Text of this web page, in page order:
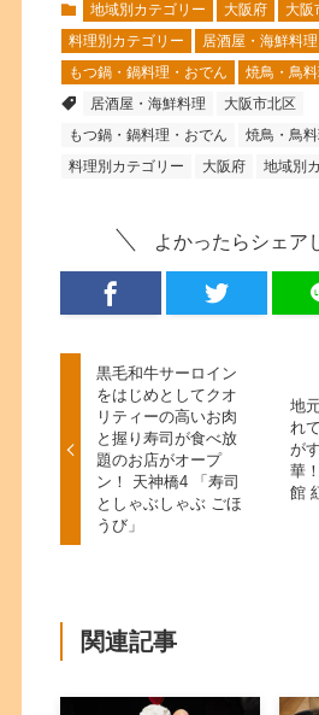
地域別カテゴリー 大阪府
大阪
料理別カテゴリー
居酒屋・海鮮料理
もつ鍋・鍋料理・おでん
焼鳥・鳥
居酒屋・海鮮料理
大阪市北区
もつ鍋・鍋料理・おでん
焼鳥・鳥
料理別カテゴリー
大阪府 地域別
よかったらシェア
黒毛和牛サーロイン
をはじめとしてクオ
リティーの高いお肉
と握り寿司が食べ放
題のお店がオープ
ン！ 天神橋4 「寿司
としゃぶしゃぶ ごほ
うび」
地
れ
が
華
館
関連記事